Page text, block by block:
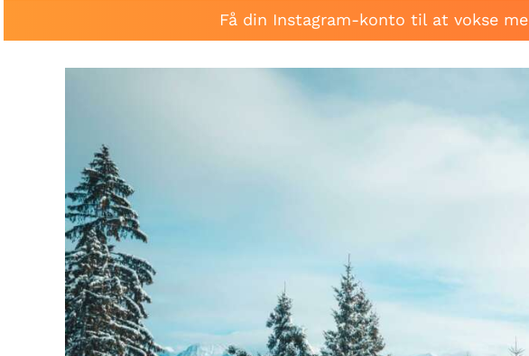
Få din Instagram-konto til at vokse